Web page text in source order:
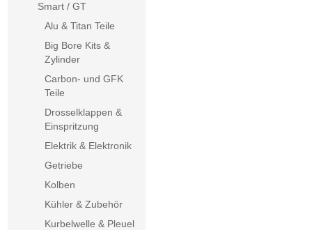
Smart / GT
Alu & Titan Teile
Big Bore Kits &
Zylinder
Carbon- und GFK
Teile
Drosselklappen &
Einspritzung
Elektrik & Elektronik
Getriebe
Kolben
Kühler & Zubehör
Kurbelwelle & Pleuel